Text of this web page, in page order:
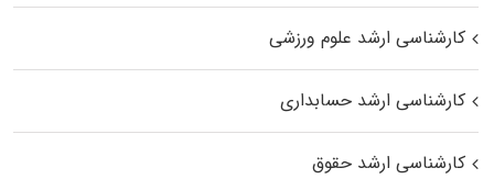
کارشناسی ارشد علوم ورزشی
کارشناسی ارشد حسابداری
کارشناسی ارشد حقوق